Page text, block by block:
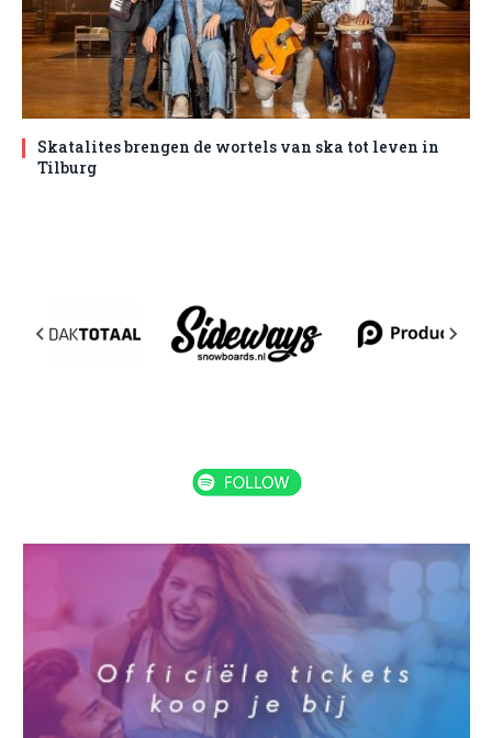
Skatalites brengen de wortels van ska tot leven in
Tilburg